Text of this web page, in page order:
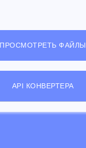
ПРОСМОТРЕТЬ ФАЙЛЫ
API КОНВЕРТЕРА